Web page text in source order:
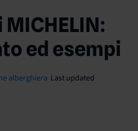
MICHELIN:
ed esempi
alberghiera Last updated